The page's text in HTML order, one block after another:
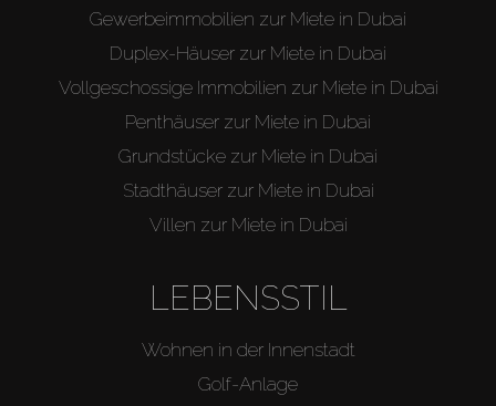
Miete
Verkaufen
Gewerbeimmobilien zur Miete in Dubai
Duplex-Häuser zur Miete in Dubai
Vollgeschossige Immobilien zur Miete in Dubai
Penthäuser zur Miete in Dubai
Grundstücke zur Miete in Dubai
Stadthäuser zur Miete in Dubai
Villen zur Miete in Dubai
LEBENSSTIL
Wohnen in der Innenstadt
Golf-Anlage